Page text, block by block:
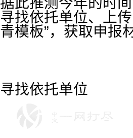
寻找依托单位、上
青模板”，获取申报
寻找依托单位